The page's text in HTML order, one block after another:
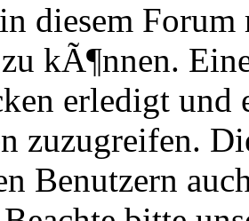
diesem
kÃ¶nnen.
erledigt und
zuzugreifen.
Benutzern